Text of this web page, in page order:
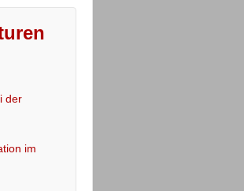
der
im